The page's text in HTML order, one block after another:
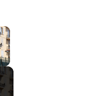
×
Video